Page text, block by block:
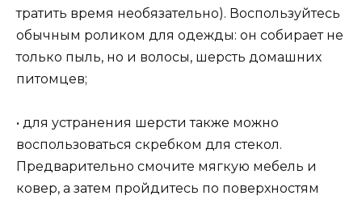
тратить время необязательно). Воспользуйтесь
обычным роликом для одежды: он собирает не
только пыль, но и волосы, шерсть домашних
питомцев;
• для устранения шерсти также можно
воспользоваться скребком для стекол.
Предварительно смочите мягкую мебель и
ковер, а затем пройдитесь по поверхностям